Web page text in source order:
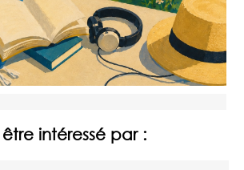
intéressé par :